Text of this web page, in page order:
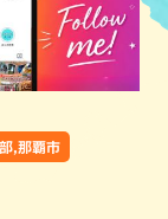
,那覇市